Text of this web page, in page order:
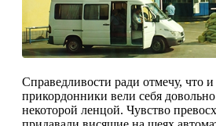
Справедливости ради отмечу, что
прикордонники вели себя
некоторой ленцой. Чувство